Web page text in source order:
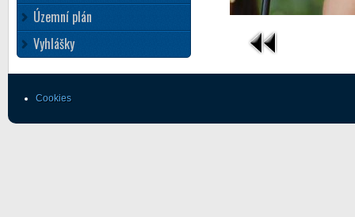
Územní plán
Vyhlášky
Cookies